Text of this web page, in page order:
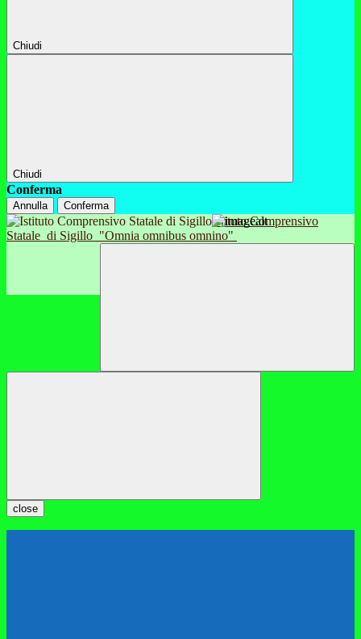
Chiudi
Chiudi
Conferma
Annulla Conferma
Istituto Comprensivo
Statale di Sigillo "Omnia omnibus omnino"
close